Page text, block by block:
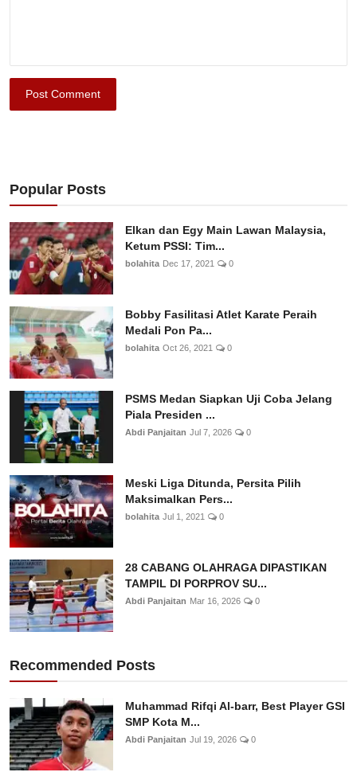
Post Comment
Popular Posts
Elkan dan Egy Main Lawan Malaysia,
Ketum PSSI: Tim...
bolahita Dec 17, 2021 0
Bobby Fasilitasi Atlet Karate Peraih
Medali Pon Pa...
bolahita Oct 26, 2021 0
PSMS Medan Siapkan Uji Coba Jelang
Piala Presiden ...
Abdi Panjaitan Jul 7, 2026 0
Meski Liga Ditunda, Persita Pilih
Maksimalkan Pers...
bolahita Jul 1, 2021 0
28 CABANG OLAHRAGA DIPASTIKAN
TAMPIL DI PORPROV SU...
Abdi Panjaitan Mar 16, 2026 0
Recommended Posts
Muhammad Rifqi Al-barr, Best Player GSI
SMP Kota M...
Abdi Panjaitan Jul 19, 2026 0